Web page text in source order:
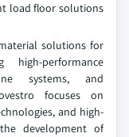
load floor solutions
solutions for
performance
systems, and
focuses on
and high-
development of